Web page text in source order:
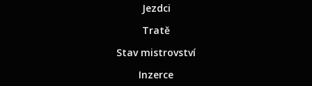
Jezdci
Tratě
Stav mistrovství
Inzerce